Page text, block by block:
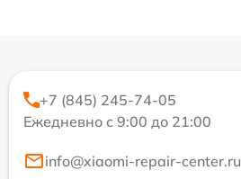
+7 (845) 245-74-05
Ежедневно с 9:00 до 21:00
info@xiaomi-repair-center.ru